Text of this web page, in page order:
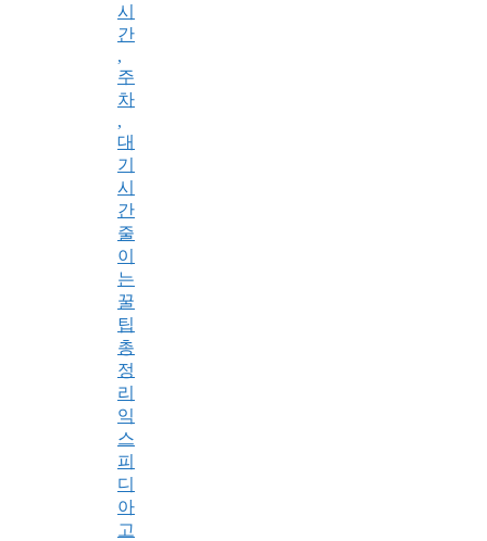
시
간
,
주
차
,
대
기
시
간
줄
이
는
꿀
팁
총
정
리
익
스
피
디
아
고